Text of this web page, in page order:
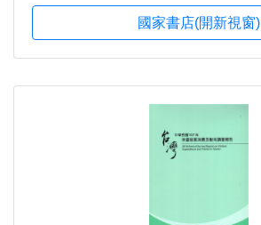
國家書店(開新視窗)